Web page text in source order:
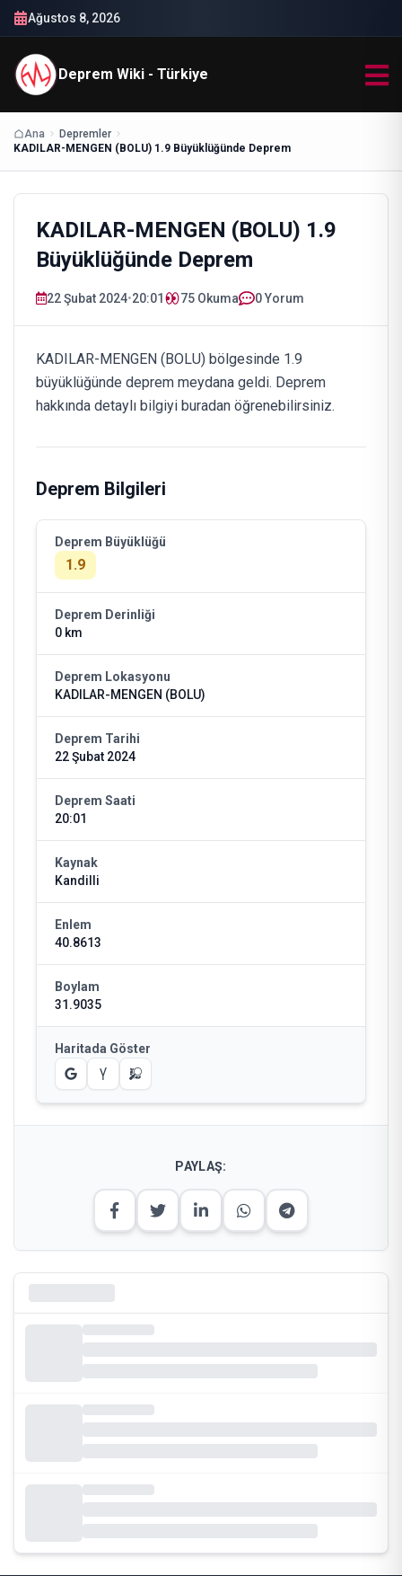
Ağustos 8, 2026
Deprem Wiki - Türkiye
Ana
Depremler
KADILAR-MENGEN (BOLU) 1.9 Büyüklüğünde Deprem
KADILAR-MENGEN (BOLU) 1.9
Büyüklüğünde Deprem
22 Şubat 2024•20:01 75 Okuma 0 Yorum
KADILAR-MENGEN (BOLU) bölgesinde 1.9
büyüklüğünde deprem meydana geldi. Deprem
hakkında detaylı bilgiyi buradan öğrenebilirsiniz.
Deprem Bilgileri
Deprem Büyüklüğü
1.9
Deprem Derinliği
0 km
Deprem Lokasyonu
KADILAR-MENGEN (BOLU)
Deprem Tarihi
22 Şubat 2024
Deprem Saati
20:01
Kaynak
Kandilli
Enlem
40.8613
Boylam
31.9035
Haritada Göster
PAYLAŞ: